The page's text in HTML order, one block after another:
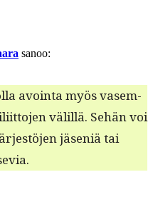
sanoo:
avoin­ta myös vasem­
välil­lä. Sehän voi
jäseniä tai